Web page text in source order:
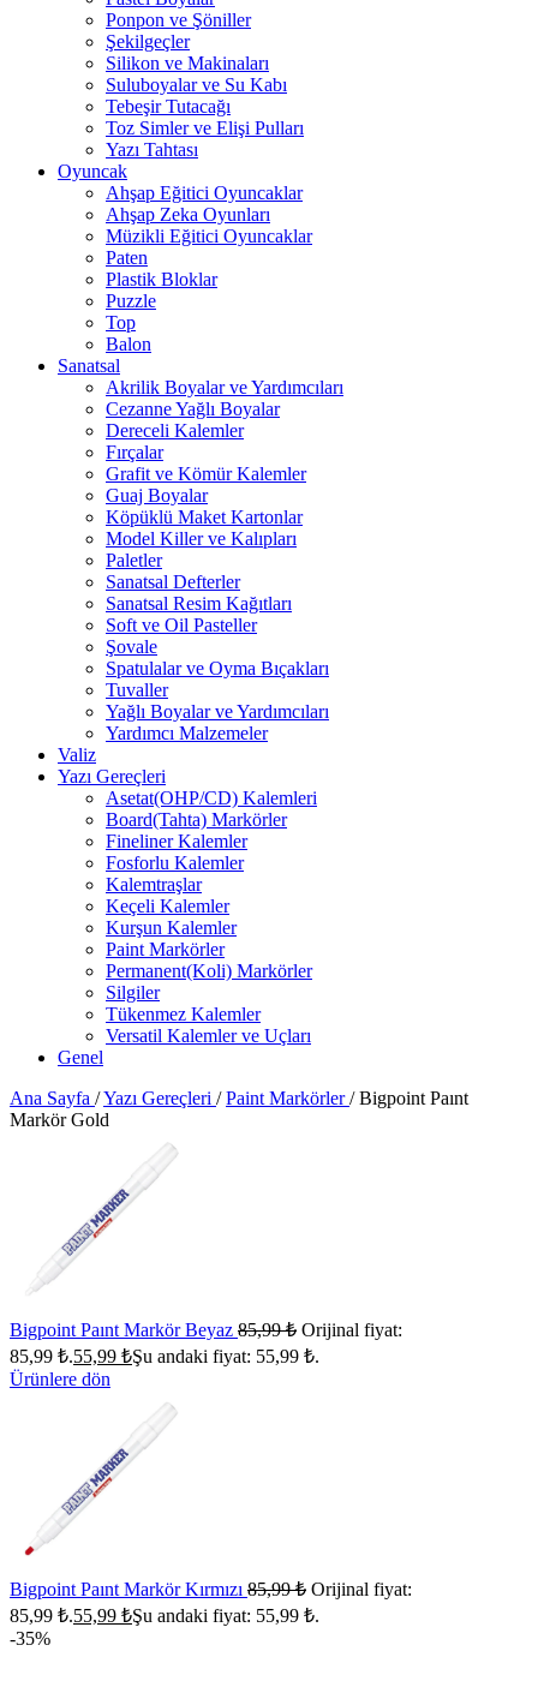
Ponpon ve Şöniller
Şekilgeçler
Silikon ve Makinaları
Suluboyalar ve Su Kabı
Tebeşir Tutacağı
Toz Simler ve Elişi Pulları
Yazı Tahtası
Oyuncak
Ahşap Eğitici Oyuncaklar
Ahşap Zeka Oyunları
Müzikli Eğitici Oyuncaklar
Paten
Plastik Bloklar
Puzzle
Top
Balon
Sanatsal
Akrilik Boyalar ve Yardımcıları
Cezanne Yağlı Boyalar
Dereceli Kalemler
Fırçalar
Grafit ve Kömür Kalemler
Guaj Boyalar
Köpüklü Maket Kartonlar
Model Killer ve Kalıpları
Paletler
Sanatsal Defterler
Sanatsal Resim Kağıtları
Soft ve Oil Pasteller
Şovale
Spatulalar ve Oyma Bıçakları
Tuvaller
Yağlı Boyalar ve Yardımcıları
Yardımcı Malzemeler
Valiz
Yazı Gereçleri
Asetat(OHP/CD) Kalemleri
Board(Tahta) Markörler
Fineliner Kalemler
Fosforlu Kalemler
Kalemtraşlar
Keçeli Kalemler
Kurşun Kalemler
Paint Markörler
Permanent(Koli) Markörler
Silgiler
Tükenmez Kalemler
Versatil Kalemler ve Uçları
Genel
Ana Sayfa /Yazı Gereçleri / Paint Markörler/ Bigpoint Paınt
Markör Gold
Bigpoint Paınt Markör Beyaz 85,99₺ Orijinal fiyat:
85,99 ₺.55,99 ₺Şu andaki fiyat: 55,99 ₺.
Ürünlere dön
Bigpoint Paınt Markör Kırmızı 85,99₺ Orijinal fiyat:
85,99 ₺.55,99 ₺Şu andaki fiyat: 55,99 ₺.
-35%